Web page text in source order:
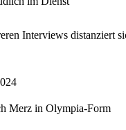
Interviews distanziert
Merz in Olympia-Form